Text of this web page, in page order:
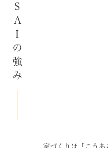
SAIの強み
家づくりは「こうあ